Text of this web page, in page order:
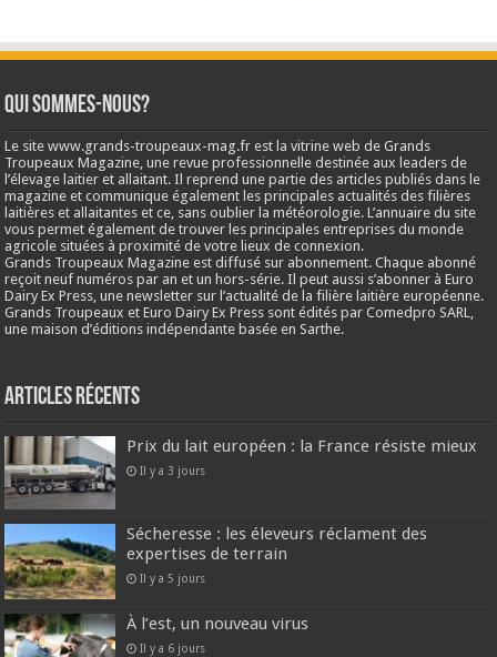
Qui sommes-nous?
Le site www.grands-troupeaux-mag.fr est la vitrine web de Grands
Troupeaux Magazine, une revue professionnelle destinée aux leaders de
l’élevage laitier et allaitant. Il reprend une partie des articles publiés dans le
magazine et communique également les principales actualités des filières
laitières et allaitantes et ce, sans oublier la météorologie. L’annuaire du site
vous permet également de trouver les principales entreprises du monde
agricole situées à proximité de votre lieux de connexion.
Grands Troupeaux Magazine est diffusé sur abonnement. Chaque abonné
reçoit neuf numéros par an et un hors-série. Il peut aussi s’abonner à Euro
Dairy Ex Press, une newsletter sur l’actualité de la filière laitière européenne.
Grands Troupeaux et Euro Dairy Ex Press sont édités par Comedpro SARL,
une maison d’éditions indépendante basée en Sarthe.
Articles récents
Prix du lait européen : la France résiste mieux
Il y a 3 jours
Sécheresse : les éleveurs réclament des
expertises de terrain
Il y a 5 jours
À l’est, un nouveau virus
Il y a 6 jours